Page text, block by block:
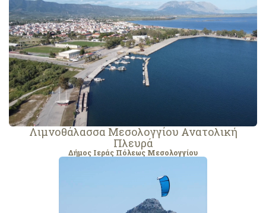
Λιμνοθάλασσα Μεσολογγίου Ανατολική
Πλευρά
Δήμος Ιεράς Πόλεως Μεσολογγίου